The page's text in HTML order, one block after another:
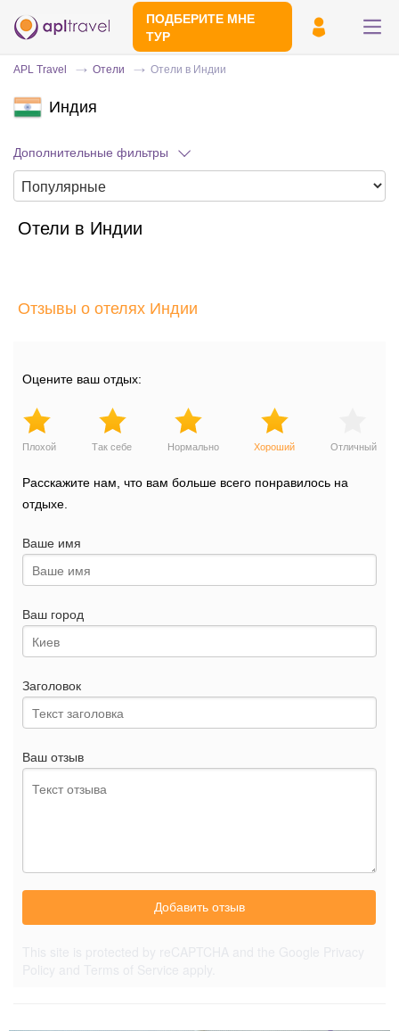
ПОДБЕРИТЕ МНЕ
ТУР
минут
APL Travel Отели Отели в Индии
Индия
Дополнительные фильтры
Отели в Индии
Отзывы о отелях Индии
Оцените ваш отдых:
Плохой Так себе Нормально Хороший Отличный
Расскажите нам, что вам больше всего понравилось на
отдыхе.
Ваше имя
Ваш город
Заголовок
Ваш отзыв
Добавить отзыв